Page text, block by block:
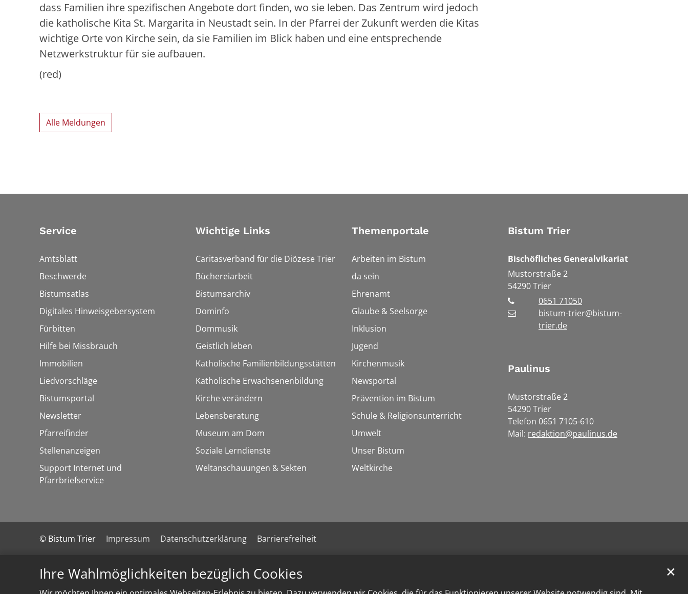
Ihre Wahlmöglichkeiten bezüglich Cookies ✕
dass Familien ihre spezifischen Angebote dort finden, wo sie leben. Das Zentrum wird jedoch
die katholische Kita St. Margarita in Neustadt sein. In der Pfarrei der Zukunft werden die Kitas
wichtige Orte von Kirche sein, da sie Familien im Blick haben und eine entsprechende
Netzwerkstruktur für sie aufbauen.
(red)
Alle Meldungen
Service
Amtsblatt
Beschwerde
Bistumsatlas
Digitales Hinweisgebersystem
Fürbitten
Hilfe bei Missbrauch
Immobilien
Liedvorschläge
Bistumsportal
Newsletter
Pfarreifinder
Stellenanzeigen
Support Internet und
Pfarrbriefservice
Wichtige Links
Caritasverband für die Diözese Trier
Büchereiarbeit
Bistumsarchiv
Dominfo
Dommusik
Geistlich leben
Katholische Familienbildungsstätten
Katholische Erwachsenenbildung
Kirche verändern
Lebensberatung
Museum am Dom
Soziale Lerndienste
Weltanschauungen & Sekten
Themenportale
Arbeiten im Bistum
da sein
Ehrenamt
Glaube & Seelsorge
Inklusion
Jugend
Kirchenmusik
Newsportal
Prävention im Bistum
Schule & Religionsunterricht
Umwelt
Unser Bistum
Weltkirche
Bistum Trier
Bischöfliches Generalvikariat
Mustorstraße 2
54290Trier
0651 71050
bistum-trier@bistum-
trier.de
Paulinus
Mustorstraße 2
54290 Trier
Telefon 0651 7105-610
Mail: redaktion@paulinus.de
© Bistum Trier Impressum Datenschutzerklärung Barrierefreiheit